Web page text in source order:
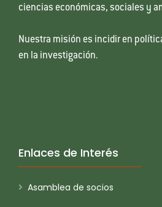
ciencias económicas, sociales y
Nuestra misión es incidir en
en la investigación.
Enlaces de Interés
Asamblea de socios